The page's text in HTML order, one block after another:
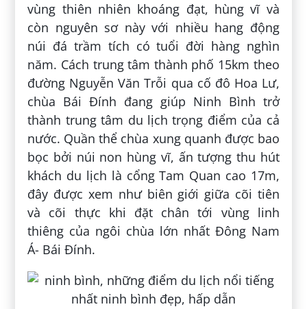
vùng thiên nhiên khoáng đạt, hùng vĩ và
còn nguyên sơ này với nhiều hang động
núi đá trầm tích có tuổi đời hàng nghìn
năm. Cách trung tâm thành phố 15km theo
đường Nguyễn Văn Trỗi qua cố đô Hoa Lư,
chùa Bái Đính đang giúp Ninh Bình trở
thành trung tâm du lịch trọng điểm của cả
nước. Quần thể chùa xung quanh được bao
bọc bởi núi non hùng vĩ, ấn tượng thu hút
khách du lịch là cổng Tam Quan cao 17m,
đây được xem như biên giới giữa cõi tiên
và cõi thực khi đặt chân tới vùng linh
thiêng của ngôi chùa lớn nhất Đông Nam
Á- Bái Đính.